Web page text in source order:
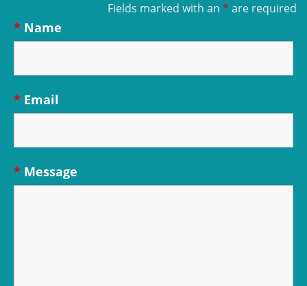
Fields marked with an * are required
Name
*
Email
*
Message
*